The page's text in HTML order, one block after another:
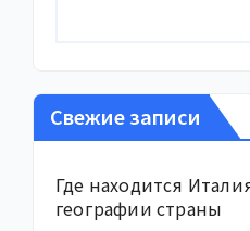
Свежие записи
Где находится
географии страны